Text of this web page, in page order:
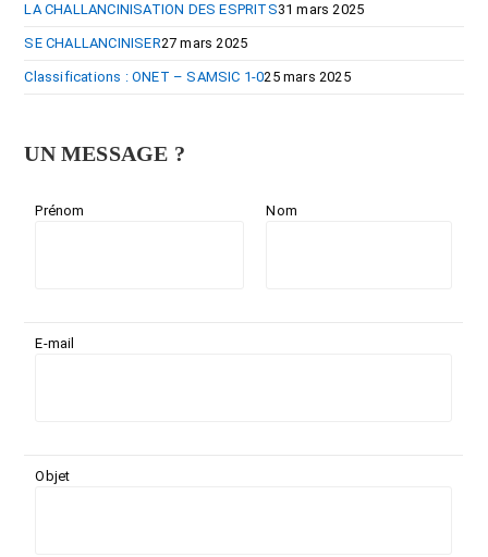
LA CHALLANCINISATION DES ESPRITS31 mars 2025
SE CHALLANCINISER27 mars 2025
Classifications : ONET – SAMSIC 1-025 mars 2025
UN MESSAGE ?
Prénom Nom
E-mail
Objet